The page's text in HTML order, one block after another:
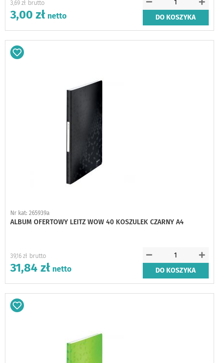
3,69 zł
3,00 zł DO KOSZYKA
Dodaj
Nr kat: 265939a
ALBUM OFERTOWY LEITZ WOW 40 KOSZULEK CZARNY A4
39,16 zł
31,84 zł DO KOSZYKA
Dodaj